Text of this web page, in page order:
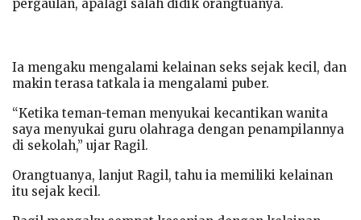
pergaulan, apalagi salah didik orangtuanya.
Ia mengaku mengalami kelainan seks sejak kecil, dan
makin terasa tatkala ia mengalami puber.
“Ketika teman-teman menyukai kecantikan wanita
saya menyukai guru olahraga dengan penampilannya
di sekolah,” ujar Ragil.
Orangtuanya, lanjut Ragil, tahu ia memiliki kelainan
itu sejak kecil.